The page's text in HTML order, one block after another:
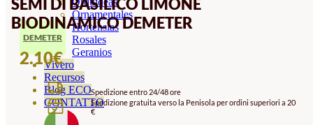
Ornamentales
Hortensias
Rosales
Geranios
Vivero
Recursos
Blog ECO
CONTATTO
BIODINAMICO DEMETER
DEMETER
2.10€
Spedizione entro 24/48 ore
Spedizione gratuita verso la Penisola per ordini superiori a 20
€